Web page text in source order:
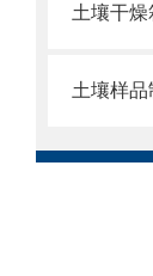
土壤干
土壤样品